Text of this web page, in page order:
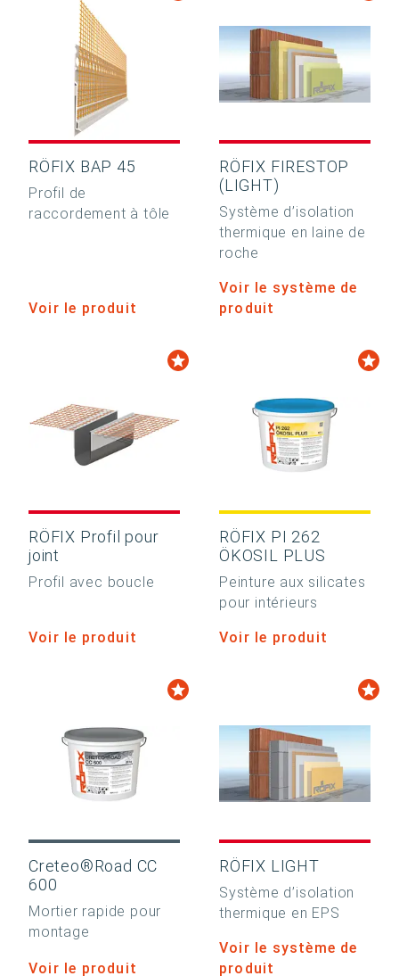
RÖFIX BAP 45
Profil de
raccordement à tôle
Voir le produit
RÖFIX FIRESTOP
(LIGHT)
Système d’isolation
thermique en laine de
roche
Voir le système de
produit
RÖFIX Profil pour
joint
Profil avec boucle
Voir le produit
RÖFIX PI 262
ÖKOSIL PLUS
Peinture aux silicates
pour intérieurs
Voir le produit
Creteo®Road CC
600
Mortier rapide pour
montage
Voir le produit
RÖFIX LIGHT
Système d’isolation
thermique en EPS
Voir le système de
produit